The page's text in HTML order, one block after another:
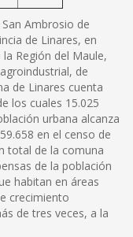
Ambrosio de
de Linares, en
Región del Maule,
de
de Linares cuenta
los cuales 15.025
urbana alcanza
en el censo de
total de la comuna
de la población
habitan en áreas
crecimiento
de tres veces, a la